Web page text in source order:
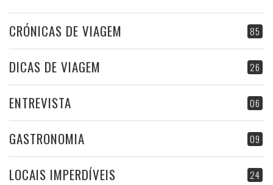
85
CRÓNICAS DE VIAGEM
26
DICAS DE VIAGEM
06
ENTREVISTA
09
GASTRONOMIA
24
LOCAIS IMPERDÍVEIS